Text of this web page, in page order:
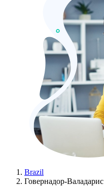
Brazil
Говернадор-Валадарис